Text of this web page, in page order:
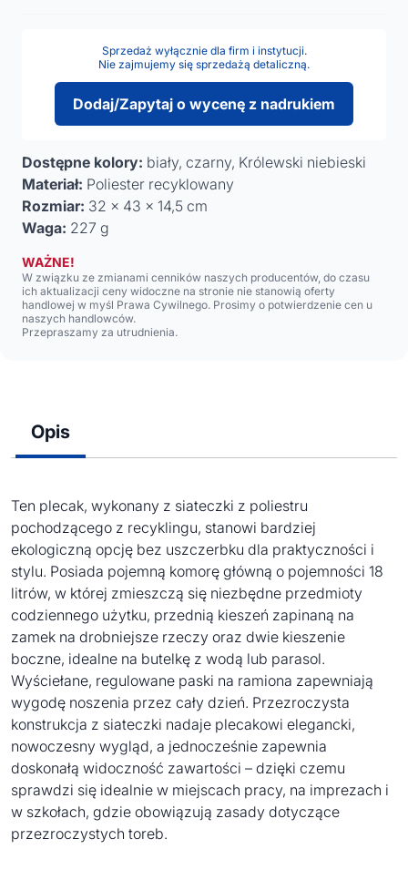
Sprzedaż wyłącznie dla firm i instytucji.
Nie zajmujemy się sprzedażą detaliczną.
Dodaj/Zapytaj o wycenę z nadrukiem
Dostępne kolory: biały, czarny, Królewski niebieski
Materiał: Poliester recyklowany
Rozmiar: 32 x 43 x 14,5 cm
Waga: 227 g
WAŻNE!
W związku ze zmianami cenników naszych producentów, do czasu
ich aktualizacji ceny widoczne na stronie nie stanowią oferty
handlowej w myśl Prawa Cywilnego. Prosimy o potwierdzenie cen u
naszych handlowców.
Przepraszamy za utrudnienia.
Opis
Ten plecak, wykonany z siateczki z poliestru
pochodzącego z recyklingu, stanowi bardziej
ekologiczną opcję bez uszczerbku dla praktyczności i
stylu. Posiada pojemną komorę główną o pojemności 18
litrów, w której zmieszczą się niezbędne przedmioty
codziennego użytku, przednią kieszeń zapinaną na
zamek na drobniejsze rzeczy oraz dwie kieszenie
boczne, idealne na butelkę z wodą lub parasol.
Wyściełane, regulowane paski na ramiona zapewniają
wygodę noszenia przez cały dzień. Przezroczysta
konstrukcja z siateczki nadaje plecakowi elegancki,
nowoczesny wygląd, a jednocześnie zapewnia
doskonałą widoczność zawartości – dzięki czemu
sprawdzi się idealnie w miejscach pracy, na imprezach i
w szkołach, gdzie obowiązują zasady dotyczące
przezroczystych toreb.